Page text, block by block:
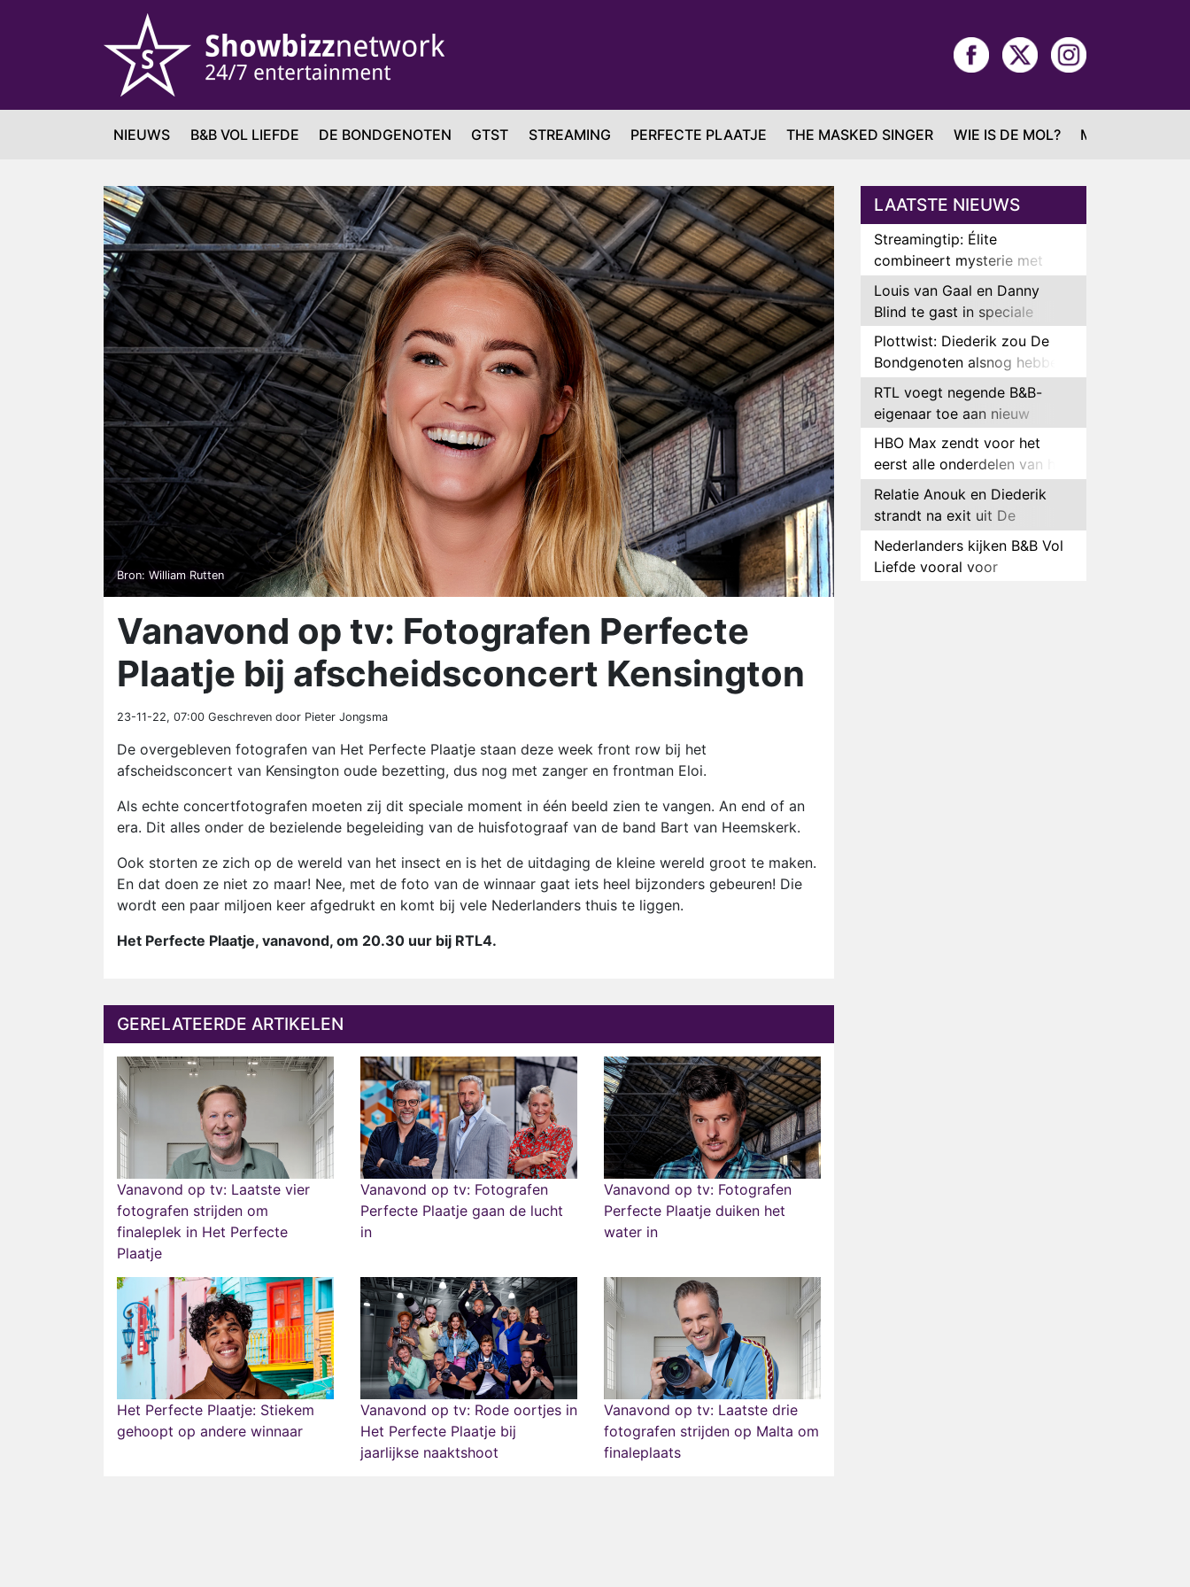
NIEUWS B&B VOL LIEFDE DE BONDGENOTEN GTST STREAMING PERFECTE PLAATJE THE MASKED SINGER WIE IS DE MOL? MAFS
Bron: William Rutten
Vanavond op tv: Fotografen Perfecte
Plaatje bij afscheidsconcert Kensington
23-11-22, 07:00 Geschreven door Pieter Jongsma
De overgebleven fotografen van Het Perfecte Plaatje staan deze week front row bij het
afscheidsconcert van Kensington oude bezetting, dus nog met zanger en frontman Eloi.
Als echte concertfotografen moeten zij dit speciale moment in één beeld zien te vangen. An end of an
era. Dit alles onder de bezielende begeleiding van de huisfotograaf van de band Bart van Heemskerk.
Ook storten ze zich op de wereld van het insect en is het de uitdaging de kleine wereld groot te maken.
En dat doen ze niet zo maar! Nee, met de foto van de winnaar gaat iets heel bijzonders gebeuren! Die
wordt een paar miljoen keer afgedrukt en komt bij vele Nederlanders thuis te liggen.
Het Perfecte Plaatje, vanavond, om 20.30 uur bij RTL4.
GERELATEERDE ARTIKELEN
Vanavond op tv: Laatste vier
fotografen strijden om
finaleplek in Het Perfecte
Plaatje
Vanavond op tv: Fotografen
Perfecte Plaatje gaan de lucht
in
Vanavond op tv: Fotografen
Perfecte Plaatje duiken het
water in
Het Perfecte Plaatje: Stiekem
gehoopt op andere winnaar
Vanavond op tv: Rode oortjes in
Het Perfecte Plaatje bij
jaarlijkse naaktshoot
Vanavond op tv: Laatste drie
fotografen strijden op Malta om
finaleplaats
LAATSTE NIEUWS
Streamingtip: Élite
combineert mysterie met
romantie
Louis van Gaal en Danny
Blind te gast in speciale
aflevering van Tussen de
Palen
Plottwist: Diederik zou De
Bondgenoten alsnog hebben
verlaten
RTL voegt negende B&B-
eigenaar toe aan nieuw
seizoen B&B Vol Liefde
HBO Max zendt voor het
eerst alle onderdelen van het
EK Atletiek uit
Relatie Anouk en Diederik
strandt na exit uit De
Bondgenoten
Nederlanders kijken B&B Vol
Liefde vooral voor